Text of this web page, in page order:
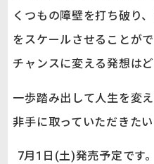
くつもの障壁を打ち破り
をスケールさせることが
チャンスに変える発想は
一歩踏み出して人生を変
非手に取っていただきたい
7月1日(土)発売予定です